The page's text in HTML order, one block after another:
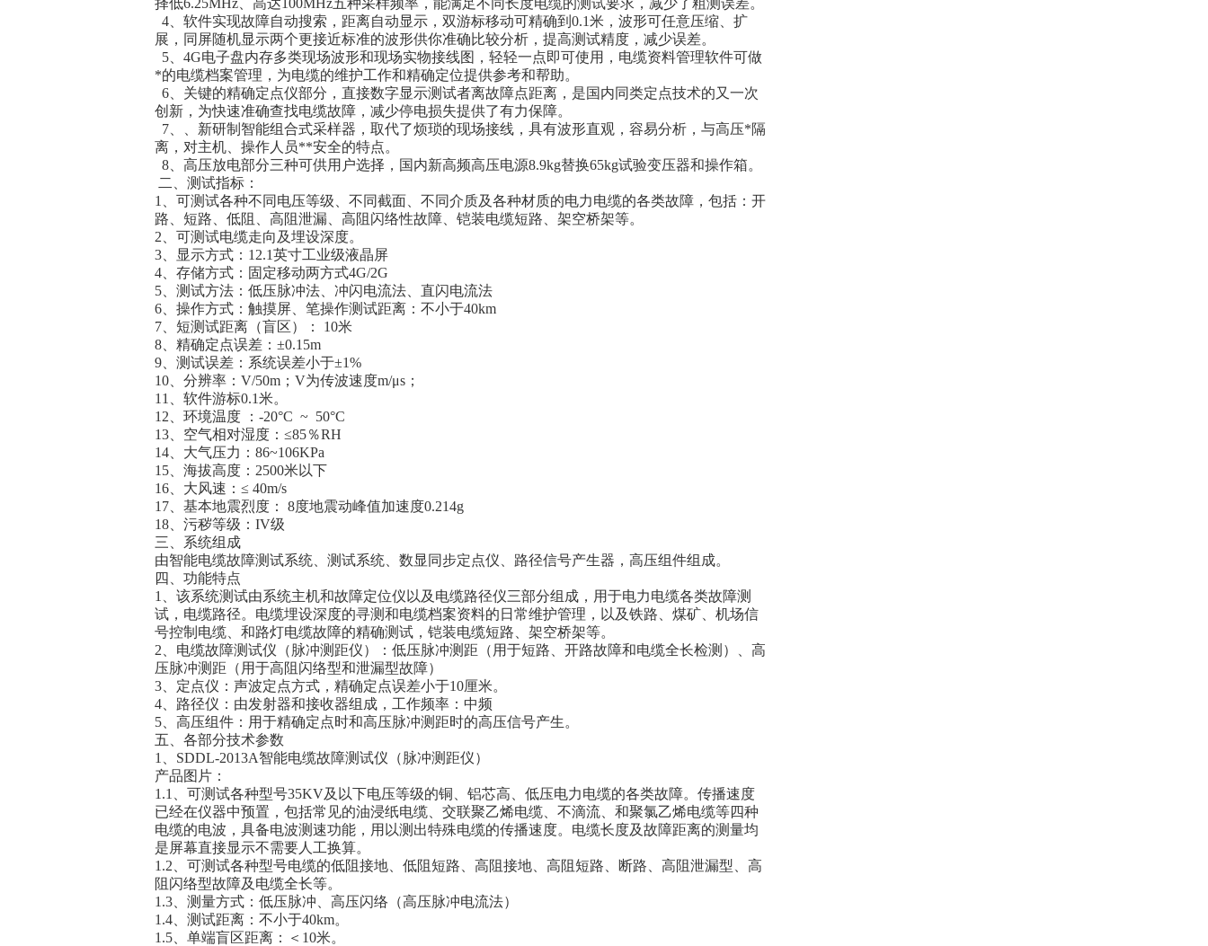
择低6.25MHz、高达100MHz五种采样频率，能满足不同长度电缆的测试要求，减少了粗测误差。
4、软件实现故障自动搜索，距离自动显示，双游标移动可精确到0.1米，波形可任意压缩、扩
展，同屏随机显示两个更接近标准的波形供你准确比较分析，提高测试精度，减少误差。
5、4G电子盘内存多类现场波形和现场实物接线图，轻轻一点即可使用，电缆资料管理软件可做
*的电缆档案管理，为电缆的维护工作和精确定位提供参考和帮助。
6、关键的精确定点仪部分，直接数字显示测试者离故障点距离，是国内同类定点技术的又一次
创新，为快速准确查找电缆故障，减少停电损失提供了有力保障。
7、、新研制智能组合式采样器，取代了烦琐的现场接线，具有波形直观，容易分析，与高压*隔
离，对主机、操作人员**安全的特点。
8、高压放电部分三种可供用户选择，国内新高频高压电源8.9kg替换65kg试验变压器和操作箱。
二、测试指标：
1、可测试各种不同电压等级、不同截面、不同介质及各种材质的电力电缆的各类故障，包括：开
路、短路、低阻、高阻泄漏、高阻闪络性故障、铠装电缆短路、架空桥架等。
2、可测试电缆走向及埋设深度。
3、显示方式：12.1英寸工业级液晶屏
4、存储方式：固定移动两方式4G/2G
5、测试方法：低压脉冲法、冲闪电流法、直闪电流法
6、操作方式：触摸屏、笔操作测试距离：不小于40km
7、短测试距离（盲区）： 10米
8、精确定点误差：±0.15m
9、测试误差：系统误差小于±1%
10、分辨率：V/50m；V为传波速度m/μs；
11、软件游标0.1米。
12、环境温度 ：-20°C ~ 50°C
13、空气相对湿度：≤85％RH
14、大气压力：86~106KPa
15、海拔高度：2500米以下
16、大风速：≤ 40m/s
17、基本地震烈度： 8度地震动峰值加速度0.214g
18、污秽等级：IV级
三、系统组成
由智能电缆故障测试系统、测试系统、数显同步定点仪、路径信号产生器，高压组件组成。
四、功能特点
1、该系统测试由系统主机和故障定位仪以及电缆路径仪三部分组成，用于电力电缆各类故障测
试，电缆路径。电缆埋设深度的寻测和电缆档案资料的日常维护管理，以及铁路、煤矿、机场信
号控制电缆、和路灯电缆故障的精确测试，铠装电缆短路、架空桥架等。
2、电缆故障测试仪（脉冲测距仪）：低压脉冲测距（用于短路、开路故障和电缆全长检测）、高
压脉冲测距（用于高阻闪络型和泄漏型故障）
3、定点仪：声波定点方式，精确定点误差小于10厘米。
4、路径仪：由发射器和接收器组成，工作频率：中频
5、高压组件：用于精确定点时和高压脉冲测距时的高压信号产生。
五、各部分技术参数
1、SDDL-2013A智能电缆故障测试仪（脉冲测距仪）
产品图片：
1.1、可测试各种型号35KV及以下电压等级的铜、铝芯高、低压电力电缆的各类故障。传播速度
已经在仪器中预置，包括常见的油浸纸电缆、交联聚乙烯电缆、不滴流、和聚氯乙烯电缆等四种
电缆的电波，具备电波测速功能，用以测出特殊电缆的传播速度。电缆长度及故障距离的测量均
是屏幕直接显示不需要人工换算。
1.2、可测试各种型号电缆的低阻接地、低阻短路、高阻接地、高阻短路、断路、高阻泄漏型、高
阻闪络型故障及电缆全长等。
1.3、测量方式：低压脉冲、高压闪络（高压脉冲电流法）
1.4、测试距离：不小于40km。
1.5、单端盲区距离：＜10米。